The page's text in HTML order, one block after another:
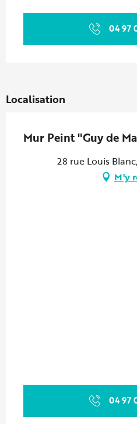
04 97
Localisation
Mur Peint "Guy de
28 rue Louis
M'y
04 97